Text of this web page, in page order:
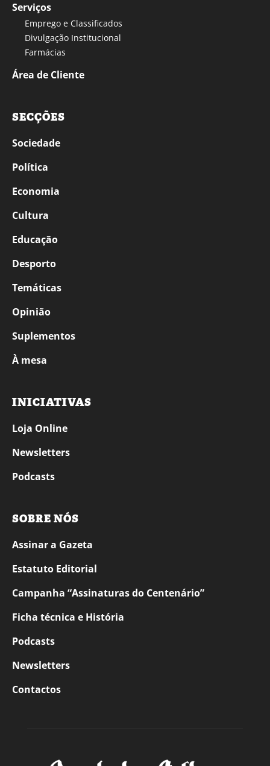
Serviços
Emprego e Classificados
Divulgação Institucional
Farmácias
Área de Cliente
SECÇÕES
Sociedade
Política
Economia
Cultura
Educação
Desporto
Temáticas
Opinião
Suplementos
À mesa
INICIATIVAS
Loja Online
Newsletters
Podcasts
SOBRE NÓS
Assinar a Gazeta
Estatuto Editorial
Campanha “Assinaturas do Centenário”
Ficha técnica e História
Podcasts
Newsletters
Contactos